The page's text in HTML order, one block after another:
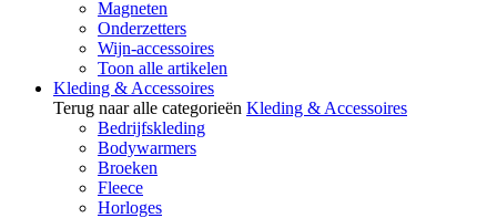
Magneten
Onderzetters
Wijn-accessoires
Toon alle artikelen
Kleding & Accessoires
Terug naar alle categorieën Kleding & Accessoires
Bedrijfskleding
Bodywarmers
Broeken
Fleece
Horloges